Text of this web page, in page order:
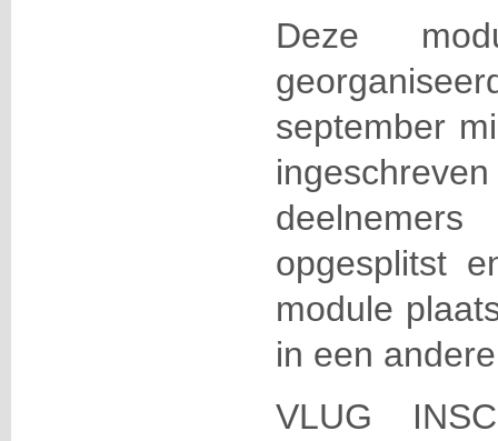
Deze
september
opgesplitst
module
in een
VLUG